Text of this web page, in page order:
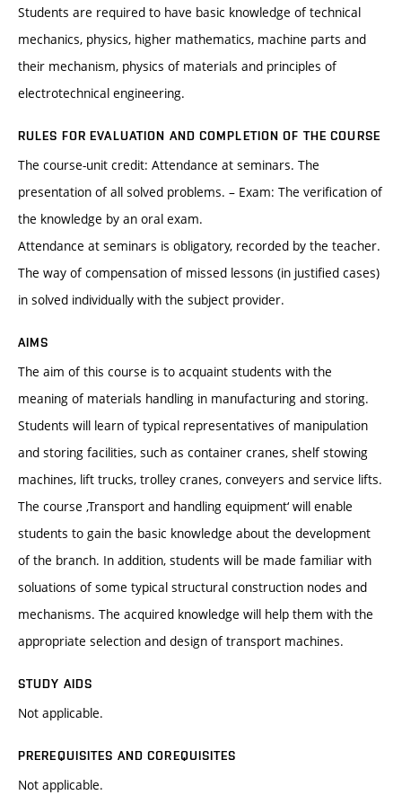
Students are required to have basic knowledge of technical
mechanics, physics, higher mathematics, machine parts and
their mechanism, physics of materials and principles of
electrotechnical engineering.
RULES FOR EVALUATION AND COMPLETION OF THE COURSE
The course-unit credit: Attendance at seminars. The
presentation of all solved problems. – Exam: The verification of
the knowledge by an oral exam.
Attendance at seminars is obligatory, recorded by the teacher.
The way of compensation of missed lessons (in justified cases)
in solved individually with the subject provider.
AIMS
The aim of this course is to acquaint students with the
meaning of materials handling in manufacturing and storing.
Students will learn of typical representatives of manipulation
and storing facilities, such as container cranes, shelf stowing
machines, lift trucks, trolley cranes, conveyers and service lifts.
The course ‚Transport and handling equipment‘ will enable
students to gain the basic knowledge about the development
of the branch. In addition, students will be made familiar with
soluations of some typical structural construction nodes and
mechanisms. The acquired knowledge will help them with the
appropriate selection and design of transport machines.
STUDY AIDS
Not applicable.
PREREQUISITES AND COREQUISITES
Not applicable.